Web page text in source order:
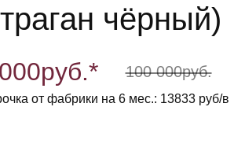
чёрный)
руб.* 100 000руб.
от фабрики на 6 мес.: 13833 руб/в